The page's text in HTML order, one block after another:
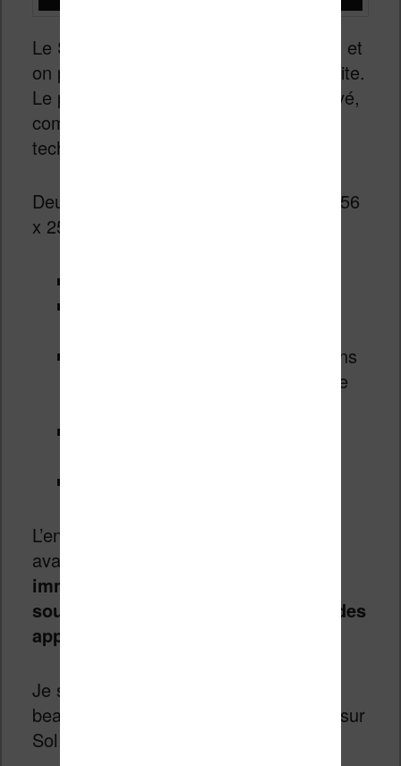
Le Sol Reader a été présenté en 2023, et
on peut maintenant le réserver sur le site.
Le prix fixé à $399 me semble très élevé,
compte tenu des caractéristiques
techniques :
Deux écrans à encre électronique de 256
x 256 pixels
Télécommande pour naviguer dans
les menus et tourner les pages de
L’entreprise derrière ce produit met en
avant
immersion pour les personnes qui
souhaitent totalement déconnecter des
appareils.
Je suis assez sceptique et j’aimerais
beaucoup tester pour me faire un avis sur
Sol Reader.